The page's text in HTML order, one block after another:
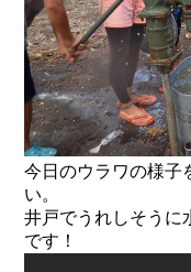
今日のウラワの様子
い。
井戸でうれしそうに
です！